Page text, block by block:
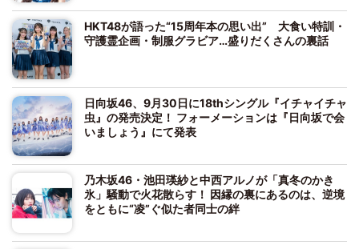
HKT48が語った“15周年本の思い出” 大食い特訓・
守護霊企画・制服グラビア…盛りだくさんの裏話
日向坂46、9月30日に18thシングル『イチャイチャ
虫』の発売決定！ フォーメーションは『日向坂で会
いましょう』にて発表
乃木坂46・池田瑛紗と中西アルノが「真冬のかき
氷」騒動で火花散らす！ 因縁の裏にあるのは、逆境
をともに“凌”ぐ似た者同士の絆